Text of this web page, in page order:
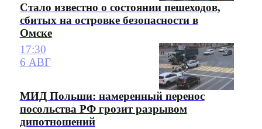
Стало известно о состоянии пешеходов,
сбитых на островке безопасности в
Омске
17:30
6 АВГ
МИД Польши: намеренный перенос
посольства РФ грозит разрывом
дипотношений